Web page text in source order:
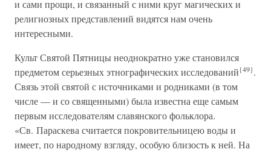
и сами прощи, и связанный с ними круг магических и
религиозных представлений видятся нам очень
интересными.
Культ Святой Пятницы неоднократно уже становился
предметом серьезных этнографических исследований{49}.
Связь этой святой с источниками и родниками (в том
числе — и со священными) была известна еще самым
первым исследователям славянского фольклора.
«Св. Параскева считается покровительницею воды и
имеет, по народному взгляду, особую близость к ней. На